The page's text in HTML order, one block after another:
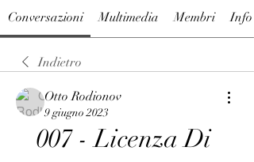
Conversazioni Multimedia Membri Info
Indietro
Otto Rodionov
9 giugno 2023
007 - Licenza Di